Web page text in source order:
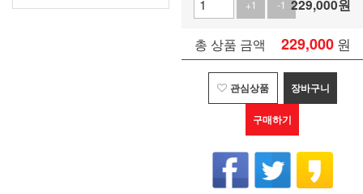
+1
-1 229,000원
총 상품 금액 229,000 원
관심상품 장바구니
구매하기